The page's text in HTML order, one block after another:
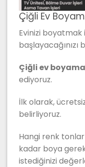
Çiğli Ev
Evinizi
başlayacağınızı
Çiğli ev
ediyoruz.
İlk olarak,
belirliyoruz.
Hangi renk
kadar boya
istediğinizi